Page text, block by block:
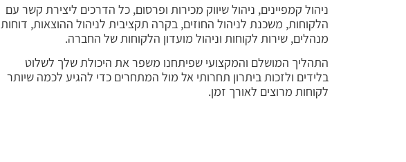
ניהול קמפיינים, ניהול שיווק מכירות ופרסום, כל הדרכים ליצירת קשר עם
הלקוחות, משכנת לניהול החוזים, בקרה תקציבית לניהול ההוצאות, דוחות
מנהלים, שירות לקוחות וניהול מועדון הלקוחות של החברה.
התהליך המושלם והמקצועי שפיתחנו משפר את היכולת שלך לשלוט
בלידים ולזכות ביתרון תחרותי אל מול המתחרים כדי להגיע לכמה שיותר
לקוחות מרוצים לאורך זמן.